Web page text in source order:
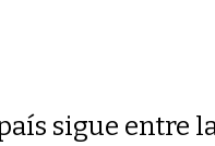
sigue entre